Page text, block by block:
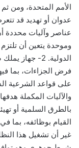
الأمم المتحدة، ومن
عدوان أو تهديد قد
وموحدة يتعين أن
الدولية. 2-
فرض الجزاءات، بما
والآليات المكملة
بالطرق السلمية أو
القيام بوظائفه، بما
غير أن تشغيل هذا